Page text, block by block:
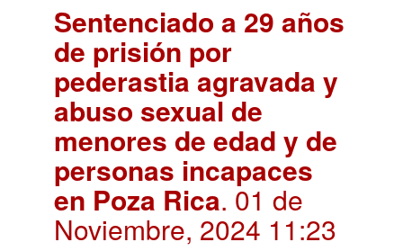
Sentenciado a 29 años
de prisión por
pederastia agravada y
abuso sexual de
menores de edad y de
personas incapaces
en Poza Rica. 01 de
Noviembre, 2024 11:23